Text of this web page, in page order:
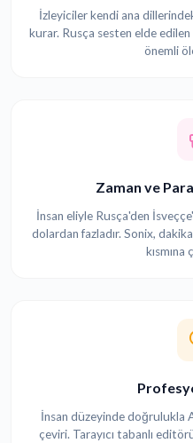
İzleyiciler kendi ana
kurar. Rusça sesten elde
önemli
Zaman ve
İnsan eliyle Rusça'den
dolardan fazladır. Sonix,
kısmına
İnsan düzeyinde doğrulukla
çeviri. Tarayıcı tabanlı